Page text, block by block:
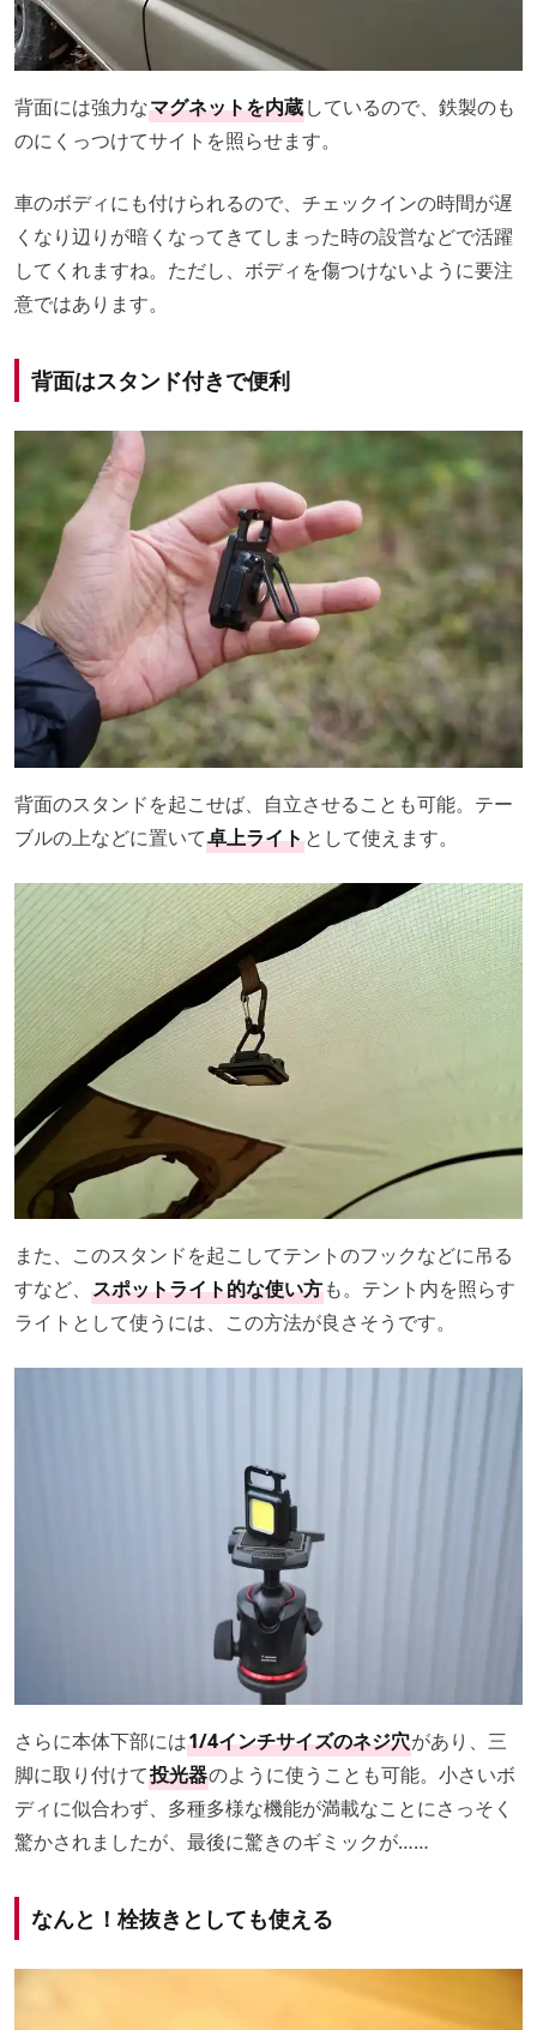
背面には強力なマグネットを内蔵しているので、鉄製のも
のにくっつけてサイトを照らせます。
車のボディにも付けられるので、チェックインの時間が遅
くなり辺りが暗くなってきてしまった時の設営などで活躍
してくれますね。ただし、ボディを傷つけないように要注
意ではあります。
背面はスタンド付きで便利
背面のスタンドを起こせば、自立させることも可能。テー
ブルの上などに置いて卓上ライトとして使えます。
また、このスタンドを起こしてテントのフックなどに吊る
すなど、 スポットライト的な使い方も。テント内を照らす
ライトとして使うには、この方法が良さそうです。
さらに本体下部には1/4インチサイズのネジ穴があり、三
脚に取り付けて投光器のように使うことも可能。小さいボ
ディに似合わず、多種多様な機能が満載なことにさっそく
驚かされましたが、最後に驚きのギミックが……
なんと！栓抜きとしても使える